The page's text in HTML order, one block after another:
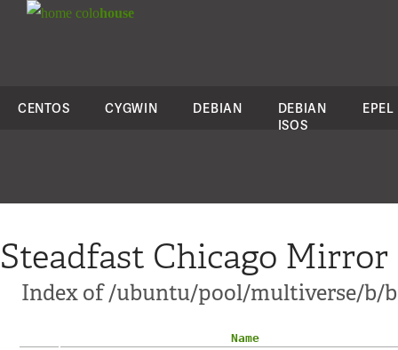
colohouse
CENTOS CYGWIN DEBIAN
DEBIAN
ISOS
EPEL
Steadfast Chicago Mirror
Index of /ubuntu/pool/multiverse/b/
Name